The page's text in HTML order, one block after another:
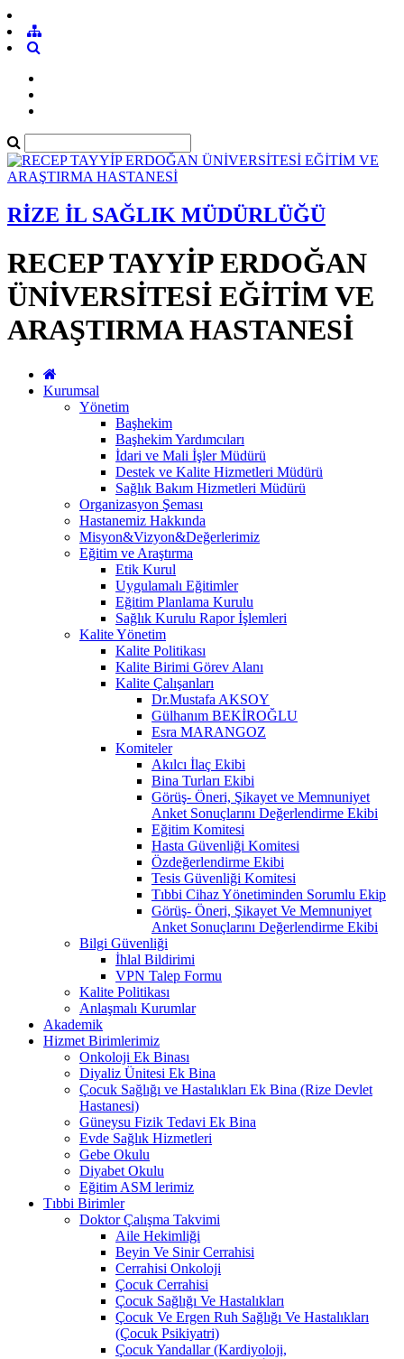
RİZE İL SAĞLIK MÜDÜRLÜĞÜ
RECEP TAYYİP ERDOĞAN
ÜNİVERSİTESİ EĞİTİM VE
ARAŞTIRMA HASTANESİ
Kurumsal
Yönetim
Başhekim
Başhekim Yardımcıları
İdari ve Mali İşler Müdürü
Destek ve Kalite Hizmetleri Müdürü
Sağlık Bakım Hizmetleri Müdürü
Organizasyon Şeması
Hastanemiz Hakkında
Misyon&Vizyon&Değerlerimiz
Eğitim ve Araştırma
Etik Kurul
Uygulamalı Eğitimler
Eğitim Planlama Kurulu
Sağlık Kurulu Rapor İşlemleri
Kalite Yönetim
Kalite Politikası
Kalite Birimi Görev Alanı
Kalite Çalışanları
Dr.Mustafa AKSOY
Gülhanım BEKİROĞLU
Esra MARANGOZ
Komiteler
Akılcı İlaç Ekibi
Bina Turları Ekibi
Görüş- Öneri, Şikayet ve Memnuniyet
Anket Sonuçlarını Değerlendirme Ekibi
Eğitim Komitesi
Hasta Güvenliği Komitesi
Özdeğerlendirme Ekibi
Tesis Güvenliği Komitesi
Tıbbi Cihaz Yönetiminden Sorumlu Ekip
Görüş- Öneri, Şikayet Ve Memnuniyet
Anket Sonuçlarını Değerlendirme Ekibi
Bilgi Güvenliği
İhlal Bildirimi
VPN Talep Formu
Kalite Politikası
Anlaşmalı Kurumlar
Akademik
Hizmet Birimlerimiz
Onkoloji Ek Binası
Diyaliz Ünitesi Ek Bina
Çocuk Sağlığı ve Hastalıkları Ek Bina (Rize Devlet
Hastanesi)
Güneysu Fizik Tedavi Ek Bina
Evde Sağlık Hizmetleri
Gebe Okulu
Diyabet Okulu
Eğitim ASM lerimiz
Tıbbi Birimler
Doktor Çalışma Takvimi
Aile Hekimliği
Beyin Ve Sinir Cerrahisi
Cerrahisi Onkoloji
Çocuk Cerrahisi
Çocuk Sağlığı Ve Hastalıkları
Çocuk Ve Ergen Ruh Sağlığı Ve Hastalıkları
(Çocuk Psikiyatri)
Çocuk Yandallar (Kardiyoloji,